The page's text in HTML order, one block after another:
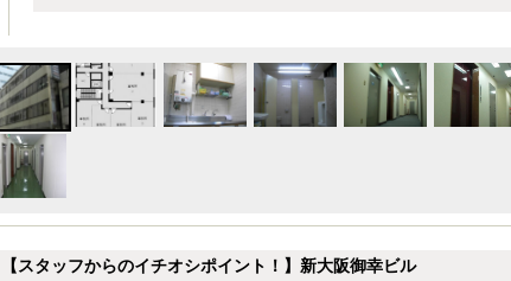
【スタッフからのイチオシポイント！】新大阪御幸ビル